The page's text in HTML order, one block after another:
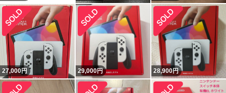
27,000円 29,000円 28,900円